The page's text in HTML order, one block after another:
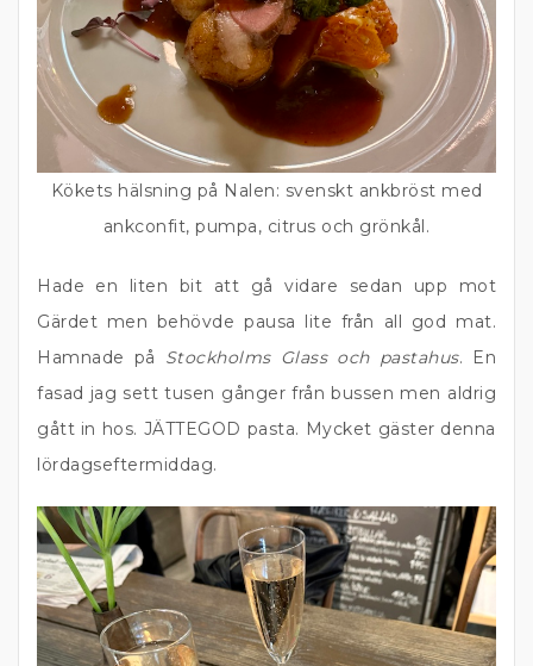
Kökets hälsning på Nalen: svenskt ankbröst med
ankconfit, pumpa, citrus och grönkål.
Hade en liten bit att gå vidare sedan upp mot
Gärdet men behövde pausa lite från all god mat.
Hamnade på Stockholms Glass och pastahus. En
fasad jag sett tusen gånger från bussen men aldrig
gått in hos. JÄTTEGOD pasta. Mycket gäster denna
lördagseftermiddag.